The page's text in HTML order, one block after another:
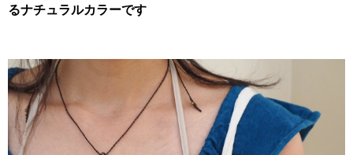
るナチュラルカラーです